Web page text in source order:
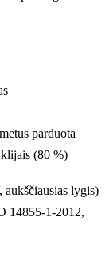
parduota
klijais (80 %)
lygis)
14855-1-2012,